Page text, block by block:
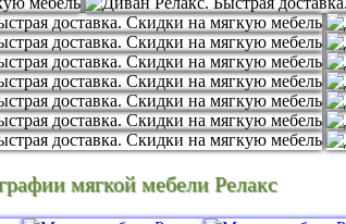
мягкой мебели Релакс